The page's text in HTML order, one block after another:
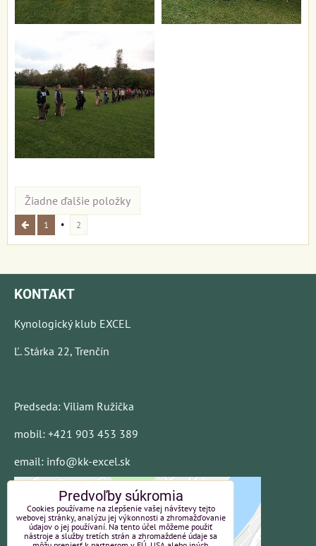
Žiadne ďalšie položky
1 2
KONTAKT
Kynologický klub EXCEL
Ľ. Stárka 22, Trenčín
Predseda: Viliam Ružička
mobil: +421 903 453 389
email: info@kk-excel.sk
Predvoľby súkromia
Cookies používame na zlepšenie vašej návštevy tejto
webovej stránky, analýzu jej výkonnosti a zhromažďovanie
údajov o jej používaní. Na tento účel môžeme použiť
nástroje a služby tretích strán a zhromaždené údaje sa